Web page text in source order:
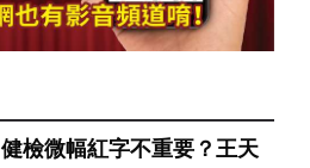
健檢微幅紅字不重要？王天